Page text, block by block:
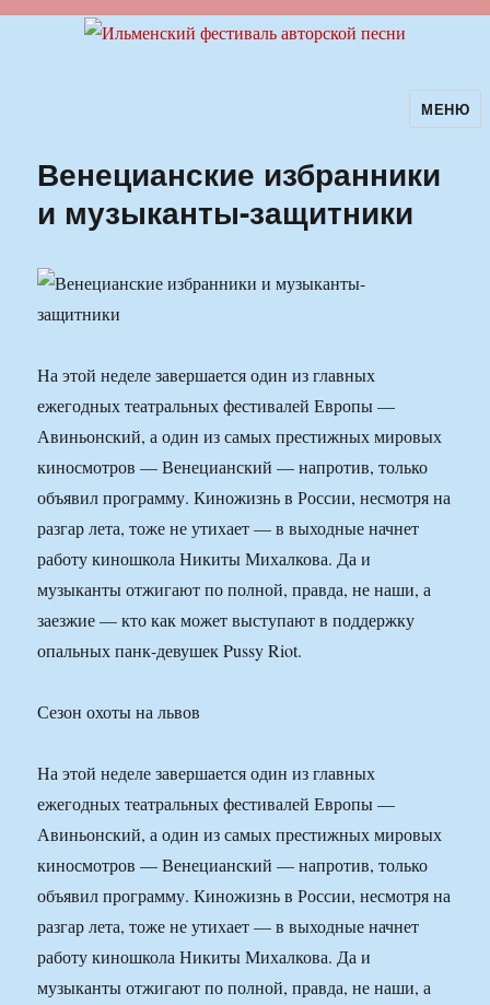
Ильменский фестиваль авторскойМЕНЮ
Венецианские избранники
и музыканты-защитники
На этой неделе завершается один из главных
ежегодных театральных фестивалей Европы —
Авиньонский, а один из самых престижных мировых
киносмотров — Венецианский — напротив, только
объявил программу. Киножизнь в России, несмотря на
разгар лета, тоже не утихает — в выходные начнет
работу киношкола Никиты Михалкова. Да и
музыканты отжигают по полной, правда, не наши, а
заезжие — кто как может выступают в поддержку
опальных панк-девушек Pussy Riot.
Сезон охоты на львов
На этой неделе завершается один из главных
ежегодных театральных фестивалей Европы —
Авиньонский, а один из самых престижных мировых
киносмотров — Венецианский — напротив, только
объявил программу. Киножизнь в России, несмотря на
разгар лета, тоже не утихает — в выходные начнет
работу киношкола Никиты Михалкова. Да и
музыканты отжигают по полной, правда, не наши, а